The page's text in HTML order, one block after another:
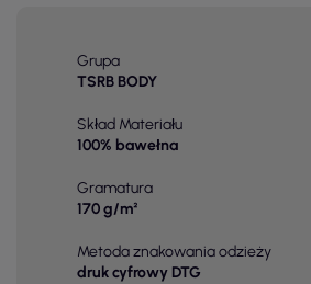
Grupa
TSRB BODY
Skład Materiału
100% bawełna
Gramatura
170 g/m²
Metoda znakowania odzieży
druk cyfrowy DTG